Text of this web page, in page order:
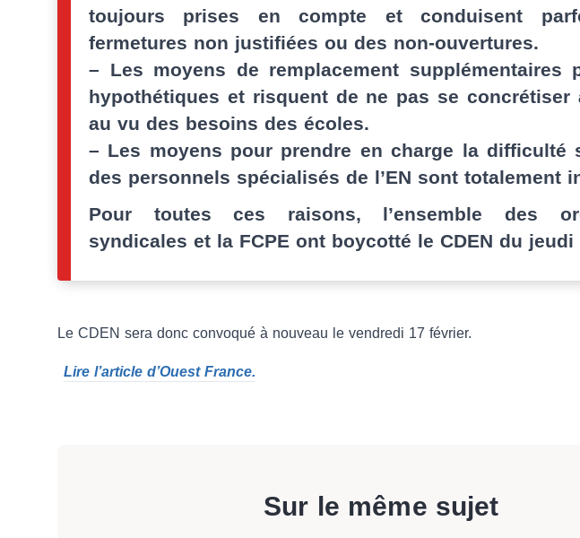
toujours prises en compte et conduisent
fermetures non justifiées ou des non-ouvertures.
– Les moyens de remplacement supplémentaires
hypothétiques et risquent de ne pas se concrétiser
au vu des besoins des écoles.
– Les moyens pour prendre en charge la difficulté
des personnels spécialisés de l’EN sont totalement
Pour toutes ces raisons, l’ensemble des
syndicales et la FCPE ont boycotté le CDEN du jeudi
Le CDEN sera donc convoqué à nouveau le vendredi 17 février.
Lire l’article d’Ouest France.
Sur le même sujet